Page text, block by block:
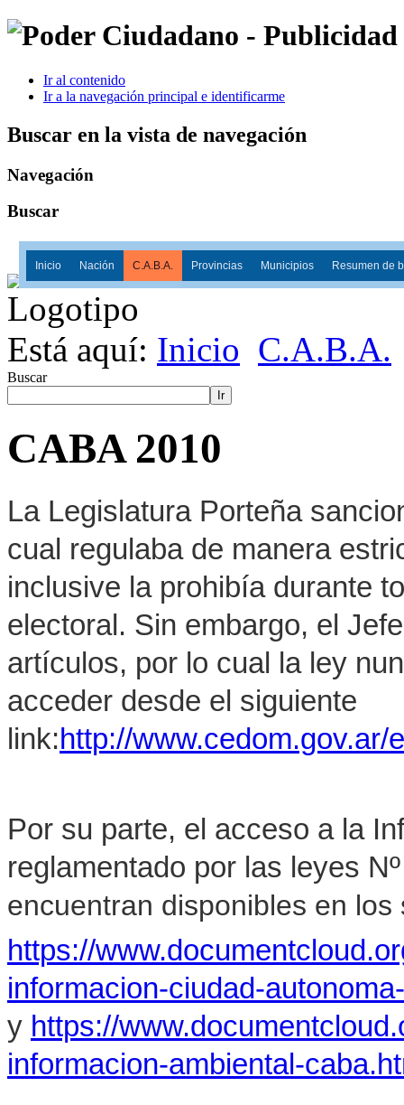
Ir al contenido
Ir a la navegación principal e identificarme
Buscar en la vista de navegación
Navegación
Buscar
Inicio Nación C.A.B.A. Provincias Municipios Resumen de
Está aquí: Inicio C.A.B.A.
Buscar
Ir
CABA 2010
La Legislatura Porteña
cual regulaba de manera
inclusive la prohibía durante
electoral. Sin embargo, el
artículos, por lo cual la ley
acceder desde el siguiente
link:http://
Por su parte, el acceso a la
reglamentado por las leyes
encuentran disponibles en los
https://
informacion-ciudad-
y https://
informacion-ambiental-